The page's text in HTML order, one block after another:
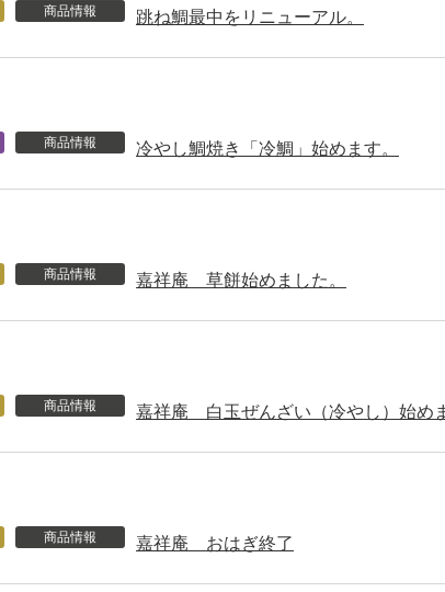
商品情報 跳ね鯛最中をリニューアル。
商品情報 冷やし鯛焼き「冷鯛」始めます。
商品情報 嘉祥庵 草餅始めました。
商品情報 嘉祥庵 白玉ぜんざい（冷やし）始め
商品情報 嘉祥庵 おはぎ終了